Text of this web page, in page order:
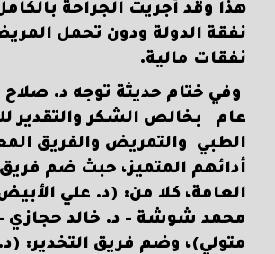
هذا وقد أجريت الجراحة
نفقة الدولة ودون تحمل
نفقات مالية.
وفي ختام حديثة توجه د. صلاح
عام بخالص الشكر والتقدير
الطبي والتمريض والفريق
أدائهم المتميز، حبث ضم فريق
العامة، كلا من: (د. علي
محمد شوشة - د. خالد حجازي
متولي)، وضم فريق التخدير: